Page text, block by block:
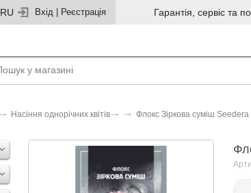
RU Вхід Реєстрація Гарантія, сервіс та
Насіння однорічних квітів Флокс Зіркова суміш Seedera